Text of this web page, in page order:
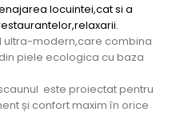
locuintei,cat si a
ultra-modern,care combina
piele ecologica cu baza
este proiectat pentru
și confort maxim în orice